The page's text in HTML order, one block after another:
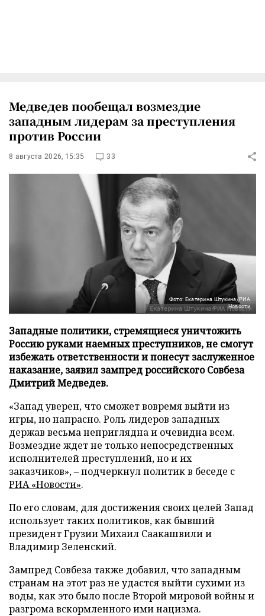
Медведев пообещал возмездие
западным лидерам за преступления
против России
8 августа 2026, 15:35 33
Фото: Екатерина Штукина/РИА
Новости
Западные политики, стремящиеся уничтожить
Россию руками наемных преступников, не смогут
избежать ответственности и понесут заслуженное
наказание, заявил зампред российского Совбеза
Дмитрий Медведев.
«Запад уверен, что сможет вовремя выйти из
игры, но напрасно. Роль лидеров западных
держав весьма неприглядна и очевидна всем.
Возмездие ждет не только непосредственных
исполнителей преступлений, но и их
заказчиков», – подчеркнул политик в беседе с
РИА «Новости».
По его словам, для достижения своих целей Запад
использует таких политиков, как бывший
президент Грузии Михаил Саакашвили и
Владимир Зеленский.
Зампред Совбеза также добавил, что западным
странам на этот раз не удастся выйти сухими из
воды, как это было после Второй мировой войны и
разгрома вскормленного ими нацизма.